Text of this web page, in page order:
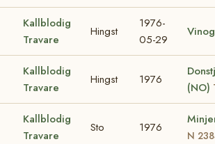
Kallblodig
Travare
Hingst
1976-
05-29
Kallblodig
Travare
Hingst 1976
(NO)
Kallblodig
Travare
Sto 1976
N